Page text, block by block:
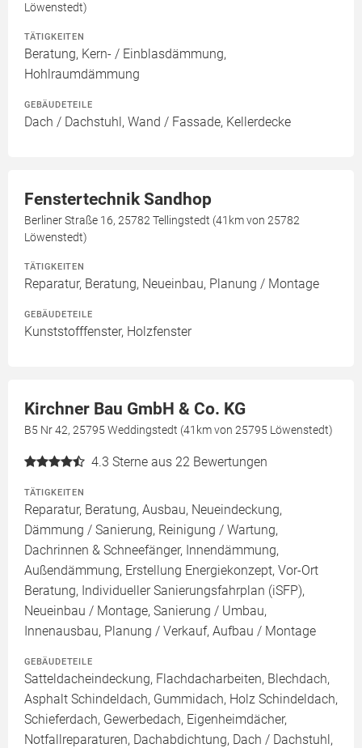
Löwenstedt)
TÄTIGKEITEN
Beratung, Kern- / Einblasdämmung,
Hohlraumdämmung
GEBÄUDETEILE
Dach / Dachstuhl, Wand / Fassade, Kellerdecke
Fenstertechnik Sandhop
Berliner Straße 16, 25782 Tellingstedt (41km von 25782
Löwenstedt)
TÄTIGKEITEN
Reparatur, Beratung, Neueinbau, Planung / Montage
GEBÄUDETEILE
Kunststofffenster, Holzfenster
Kirchner Bau GmbH & Co. KG
B5 Nr 42, 25795 Weddingstedt (41km von 25795 Löwenstedt)
4.3 Sterne aus 22 Bewertungen
TÄTIGKEITEN
Reparatur, Beratung, Ausbau, Neueindeckung,
Dämmung / Sanierung, Reinigung / Wartung,
Dachrinnen & Schneefänger, Innendämmung,
Außendämmung, Erstellung Energiekonzept, Vor-Ort
Beratung, Individueller Sanierungsfahrplan (iSFP),
Neueinbau / Montage, Sanierung / Umbau,
Innenausbau, Planung / Verkauf, Aufbau / Montage
GEBÄUDETEILE
Satteldacheindeckung, Flachdacharbeiten, Blechdach,
Asphalt Schindeldach, Gummidach, Holz Schindeldach,
Schieferdach, Gewerbedach, Eigenheimdächer,
Notfallreparaturen, Dachabdichtung, Dach / Dachstuhl,